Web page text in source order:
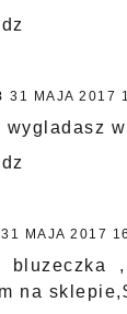
31 MAJA 2017
wygladasz
31 MAJA 2017
na